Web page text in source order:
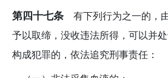
第四十七条 有下列行为之一的，
予以取缔，没收违法所得，可以并
构成犯罪的，依法追究刑事责任：